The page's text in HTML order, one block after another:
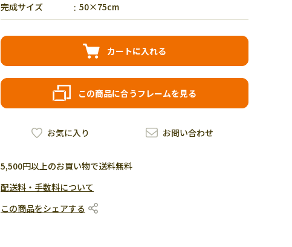
完成サイズ 50×75cm
カートに入れる
この商品に合うフレームを見る
お問い合わせ
お気に入り
5,500円以上のお買い物で送料無料
配送料・手数料について
この商品をシェアする